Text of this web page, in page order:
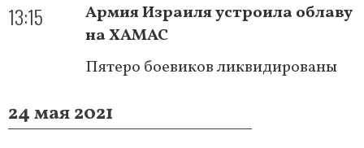
13:15
Армия Израиля устроила облаву
на ХАМАС
Пятеро боевиков ликвидированы
24 мая 2021